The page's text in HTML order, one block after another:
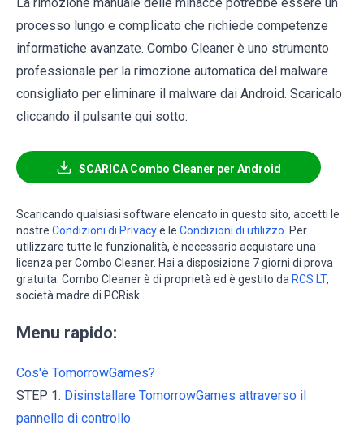
processo lungo e complicato che richiede competenze
informatiche avanzate. Combo Cleaner è uno strumento
professionale per la rimozione automatica del malware
consigliato per eliminare il malware dai Android. Scaricalo
cliccando il pulsante qui sotto:
SCARICA Combo Cleaner per Android
Scaricando qualsiasi software elencato in questo sito, accetti le
nostre Condizioni di Privacye le Condizioni di utilizzo . Per
utilizzare tutte le funzionalità, è necessario acquistare una
licenza per Combo Cleaner. Hai a disposizione 7 giorni di prova
gratuita. Combo Cleaner è di proprietà ed è gestito da RCS LT,
società madre di PCRisk.
Menu rapido:
Cos'è TomorrowGames?
STEP 1. Disinstallare TomorrowGames attraverso il
pannello di controllo.